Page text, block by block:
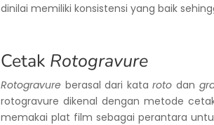
dinilai memiliki konsistensi yang baik
Cetak Rotogravure
Rotogravure berasal dari kataroto dan
rotogravure dikenal dengan metode
memakai plat film sebagai perantara